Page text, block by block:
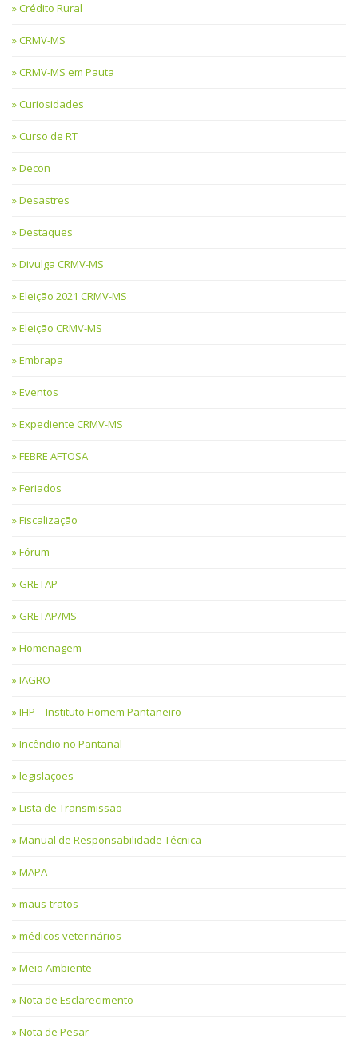
Crédito Rural
CRMV-MS
CRMV-MS em Pauta
Curiosidades
Curso de RT
Decon
Desastres
Destaques
Divulga CRMV-MS
Eleição 2021 CRMV-MS
Eleição CRMV-MS
Embrapa
Eventos
Expediente CRMV-MS
FEBRE AFTOSA
Feriados
Fiscalização
Fórum
GRETAP
GRETAP/MS
Homenagem
IAGRO
IHP – Instituto Homem Pantaneiro
Incêndio no Pantanal
legislações
Lista de Transmissão
Manual de Responsabilidade Técnica
MAPA
maus-tratos
médicos veterinários
Meio Ambiente
Nota de Esclarecimento
Nota de Pesar